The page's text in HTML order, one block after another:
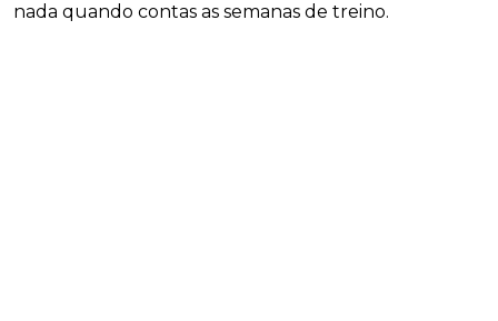
nada quando contas as semanas de treino.